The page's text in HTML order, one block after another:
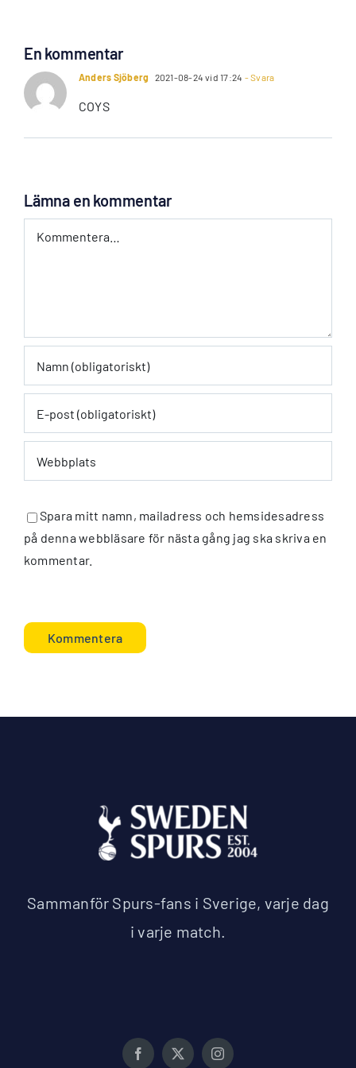
En kommentar
Anders Sjöberg 2021-08-24 vid 17:24 - Svara
COYS
Lämna en kommentar
Spara mitt namn, mailadress och hemsidesadress
på denna webbläsare för nästa gång jag ska skriva en
kommentar.
Sammanför Spurs-fans i Sverige, varje dag
i varje match.